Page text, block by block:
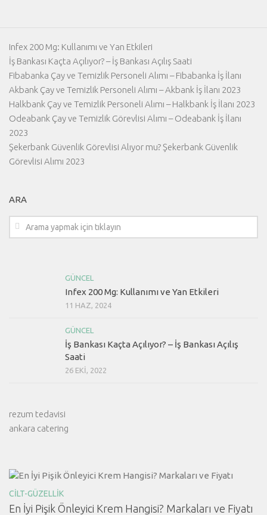
Infex 200 Mg: Kullanımı ve Yan Etkileri
İş Bankası Kaçta Açılıyor? – İş Bankası Açılış Saati
Fibabanka Çay ve Temizlik Personeli Alımı – Fibabanka İş İlanı
Akbank Çay ve Temizlik Personeli Alımı – Akbank İş İlanı 2023
Halkbank Çay ve Temizlik Personeli Alımı – Halkbank İş İlanı 2023
Odeabank Çay ve Temizlik Görevlisi Alımı – Odeabank İş İlanı
2023
Şekerbank Güvenlik Görevlisi Alıyor mu? Şekerbank Güvenlik
Görevlisi Alımı 2023
ARA
GÜNCEL
Infex 200 Mg: Kullanımı ve Yan Etkileri
11 HAZ, 2024
GÜNCEL
İş Bankası Kaçta Açılıyor? – İş Bankası Açılış
Saati
26 EKI, 2022
rezum tedavisi
ankara catering
CILT-GÜZELLIK
En İyi Pişik Önleyici Krem Hangisi? Markaları ve Fiyatı